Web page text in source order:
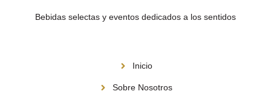
Bebidas selectas y eventos dedicados a los sentidos
Inicio
Sobre Nosotros